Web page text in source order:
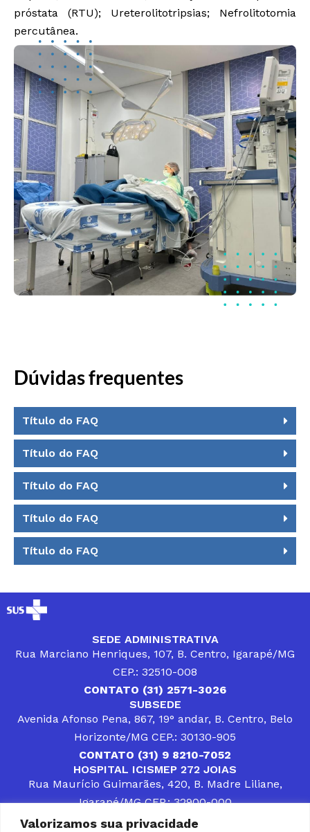
Valorizamos sua privacidade
próstata (RTU); Ureterolitotripsias; Nefrolitotomia
percutânea.
Dúvidas frequentes
Título do FAQ
Título do FAQ
Título do FAQ
Título do FAQ
Título do FAQ
SEDE ADMINISTRATIVA
Rua Marciano Henriques, 107, B. Centro, Igarapé/MG
CEP.: 32510-008
CONTATO (31) 2571-3026
SUBSEDE
Avenida Afonso Pena, 867, 19° andar, B. Centro, Belo
Horizonte/MG CEP.: 30130-905
CONTATO (31) 9 8210-7052
HOSPITAL ICISMEP 272 JOIAS
Rua Maurício Guimarães, 420, B. Madre Liliane,
Igarapé/MG CEP.: 32900-000
CONTATOS (31) 3512-4400 ou (31) 9 8309-8660